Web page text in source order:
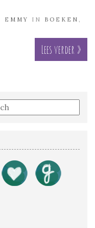
EMMY IN BOEKEN
Lees verder »